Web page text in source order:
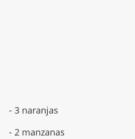
- 3 naranjas
- 2 manzanas